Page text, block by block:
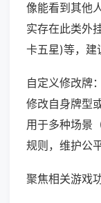
像能看到其他
实存在此类外
卡五星)等，建
自定义修改牌
修改自身牌型
用于多种场景
规则，维护公
聚焦相关游戏